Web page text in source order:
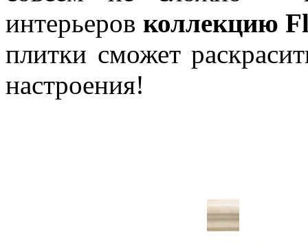
интерьеров коллекцию
плитки сможет
настроения!